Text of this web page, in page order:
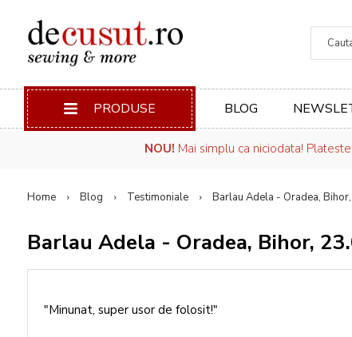
PRODUSE BLOG
NOU! Mai simplu ca niciodata!
Home Blog Testimoniale Barlau Adela - Oradea,
Barlau Adela - Oradea, Bihor,
"Minunat, super usor de folosit!"